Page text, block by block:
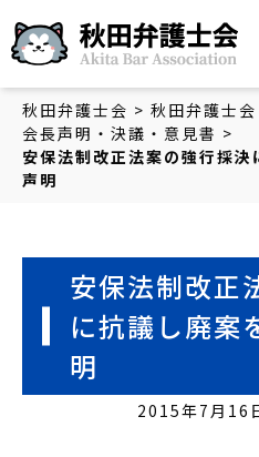
秋
秋田弁護士会 > 秋田弁護士
会長声明・決議・意見書 >
安保法制改正法案の強行採
声明
安保法制改正
に抗議し廃案
明
2015年7月16